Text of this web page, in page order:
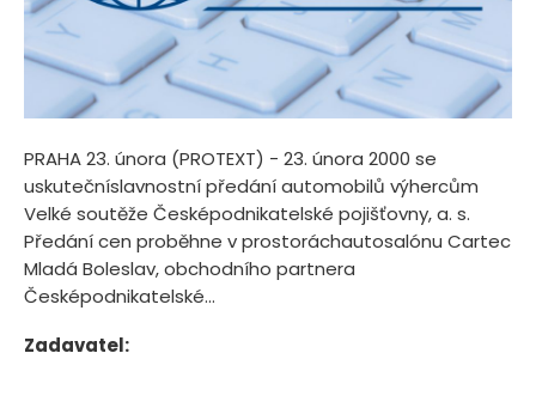
PRAHA 23. února (PROTEXT) - 23. února 2000 se
uskutečníslavnostní předání automobilů výhercům
Velké soutěže Česképodnikatelské pojišťovny, a. s.
Předání cen proběhne v prostoráchautosalónu Cartec
Mladá Boleslav, obchodního partnera
Česképodnikatelské...
Zadavatel: